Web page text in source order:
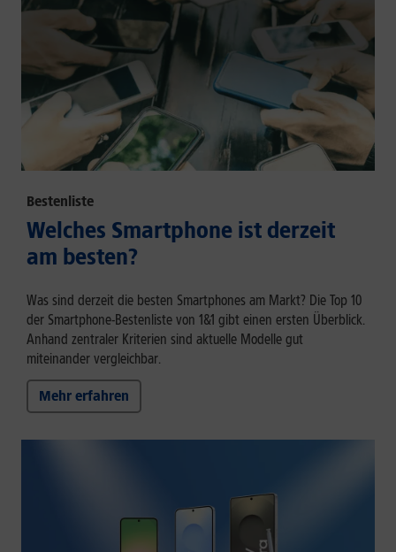
Bestenliste
Welches Smartphone ist derzeit
am besten?
Was sind derzeit die besten Smartphones am Markt? Die Top 10
der Smartphone-Bestenliste von 1&1 gibt einen ersten Überblick.
Anhand zentraler Kriterien sind aktuelle Modelle gut
miteinander vergleichbar.
Mehr erfahren